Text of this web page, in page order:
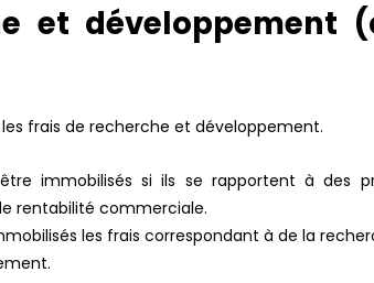
et développement
frais de recherche et développement.
immobilisés si ils se rapportent à des
rentabilité commerciale.
les frais correspondant à de la